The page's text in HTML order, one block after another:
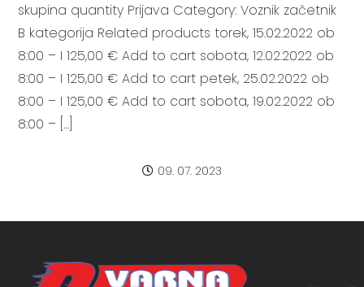
skupina quantity Prijava Category: Voznik začetnik
B kategorija Related products torek, 15.02.2022 ob
8:00 – I 125,00 € Add to cart sobota, 12.02.2022 ob
8:00 – I 125,00 € Add to cart petek, 25.02.2022 ob
8:00 – I 125,00 € Add to cart sobota, 19.02.2022 ob
8:00 – […]
09. 07. 2023